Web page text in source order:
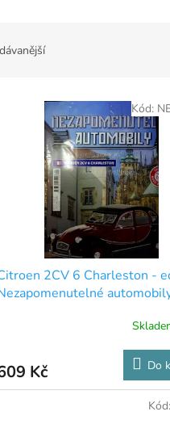
2CV 6 Charleston -
Kč Do
Kód:
Kód: